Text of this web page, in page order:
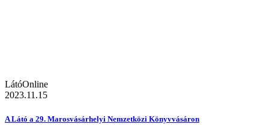
LátóOnline
2023.11.15
A Látó a 29. Marosvásárhelyi Nemzetközi Könyvvásáron